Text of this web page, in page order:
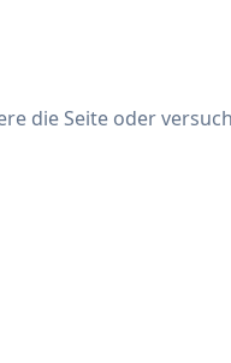
die Seite oder